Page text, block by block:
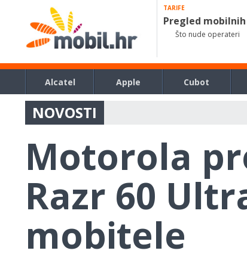
TARIFE
Pregled
Što nude operateri
Alcatel Apple Cubot
NOVOSTI
Motorola
Razr 60
mobitele